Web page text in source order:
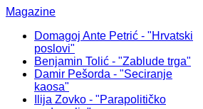
Magazine
Domagoj Ante Petrić - "Hrvatski
poslovi"
Benjamin Tolić - "Zablude trga"
Damir Pešorda - "Seciranje
kaosa"
Ilija Zovko - "Parapolitičko